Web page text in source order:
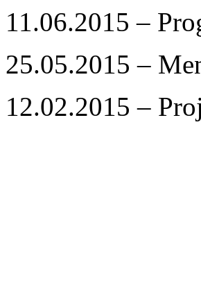
11.06.2015 –
25.05.2015 –
12.02.2015 –